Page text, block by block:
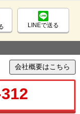
LINEで送る
会社概要はこちら